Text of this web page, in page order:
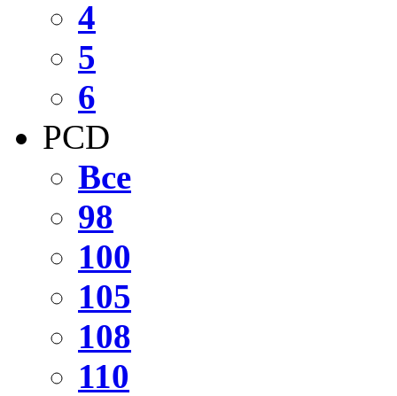
4
5
6
PCD
Все
98
100
105
108
110